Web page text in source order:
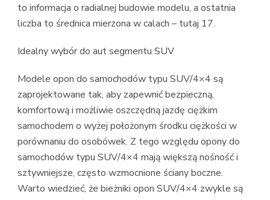
to informacja o radialnej budowie modelu, a ostatnia
liczba to średnica mierzona w calach – tutaj 17.
Idealny wybór do aut segmentu SUV
Modele opon do samochodów typu SUV/4×4 są
zaprojektowane tak, aby zapewnić bezpieczną,
komfortową i możliwie oszczędną jazdę ciężkim
samochodem o wyżej położonym środku ciężkości w
porównaniu do osobówek. Z tego względu opony do
samochodów typu SUV/4×4 mają większą nośność i
sztywniejsze, często wzmocnione ściany boczne.
Warto wiedzieć, że bieżniki opon SUV/4×4 zwykle są